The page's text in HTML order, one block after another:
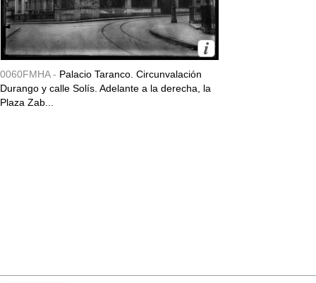
0060FMHA - Palacio Taranco. Circunvalación
Durango y calle Solís. Adelante a la derecha, la
Plaza Zab...